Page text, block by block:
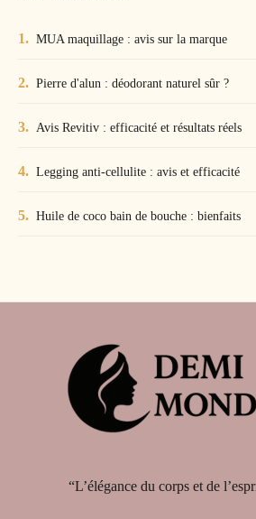
MUA maquillage : avis sur la marque
Pierre d'alun : déodorant naturel sûr ?
Avis Revitiv : efficacité et résultats réels
Legging anti-cellulite : avis et efficacité
Huile de coco bain de bouche : bienfaits
“L’élégance du corps et de